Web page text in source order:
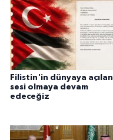
Filistin'in dünyaya açılan
sesi olmaya devam
edeceğiz